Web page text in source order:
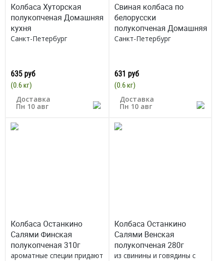
Колбаса Хуторская
полукопченая Домашняя
кухня
Санкт-Петербург
635 руб
(0.6 кг)
Доставка
Пн 10 авг
Свиная колбаса по
белорусски
полукопченая Домашняя
Санкт-Петербург
631 руб
(0.6 кг)
Доставка
Пн 10 авг
Колбаса Останкино
Салями Финская
полукопченая 310г
ароматные специи придают
Колбаса Останкино
Салями Венская
полукопченая 280г
из свинины и говядины с